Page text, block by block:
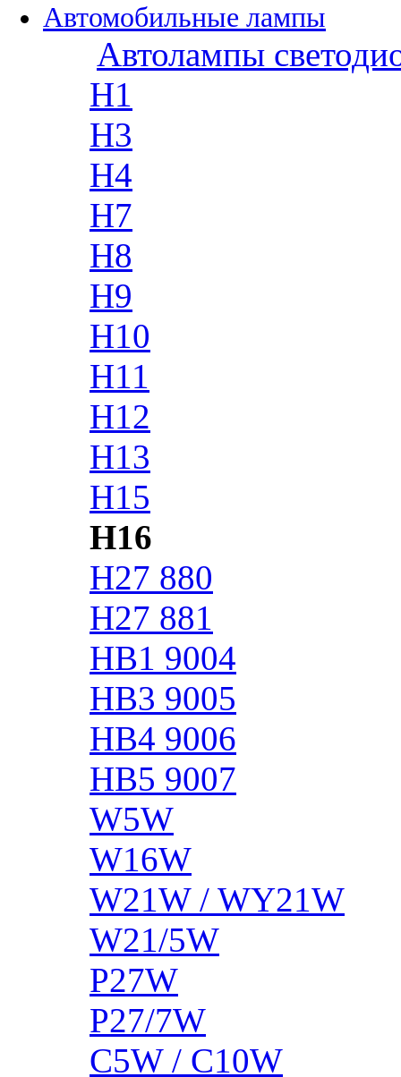
Автомобильные лампы
Автолампы
H1
H3
H4
H7
H8
H9
H10
H11
H12
H13
H15
H16
H27 880
H27 881
HB1 9004
HB3 9005
HB4 9006
HB5 9007
W5W
W16W
W21W / WY21W
W21/5W
P27W
P27/7W
C5W / C10W